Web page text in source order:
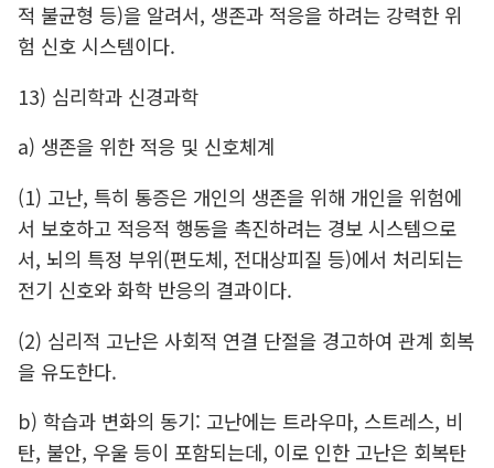
적 불균형 등)을 알려서, 생존과 적응을 하려는 강력한 위
험 신호 시스템이다.
13) 심리학과 신경과학
a) 생존을 위한 적응 및 신호체계
(1) 고난, 특히 통증은 개인의 생존을 위해 개인을 위험에
서 보호하고 적응적 행동을 촉진하려는 경보 시스템으로
서, 뇌의 특정 부위(편도체, 전대상피질 등)에서 처리되는
전기 신호와 화학 반응의 결과이다.
(2) 심리적 고난은 사회적 연결 단절을 경고하여 관계 회복
을 유도한다.
b) 학습과 변화의 동기: 고난에는 트라우마, 스트레스, 비
탄, 불안, 우울 등이 포함되는데, 이로 인한 고난은 회복탄